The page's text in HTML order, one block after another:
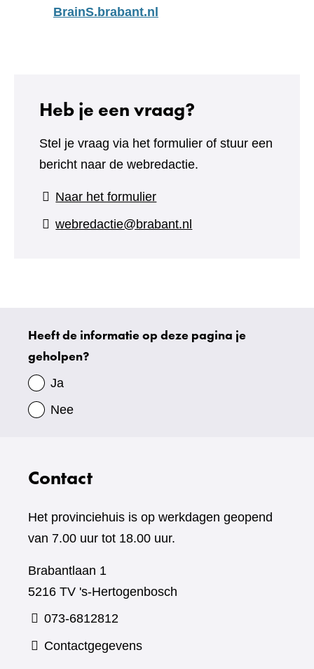
BrainS.brabant.nl
Heb je een vraag?
Stel je vraag via het formulier of stuur een
bericht naar de webredactie.
Naar het formulier(verwijst
naar
webredactie@brabant.nl
Uw
gegevens
Heeft de informatie op deze pagina je
geholpen?
Ja
Nee
Contact
Het provinciehuis is op werkdagen geopend
van 7.00 uur tot 18.00 uur.
Brabantlaan 1
5216 TV 's-Hertogenbosch
073-6812812
Contactgegevens